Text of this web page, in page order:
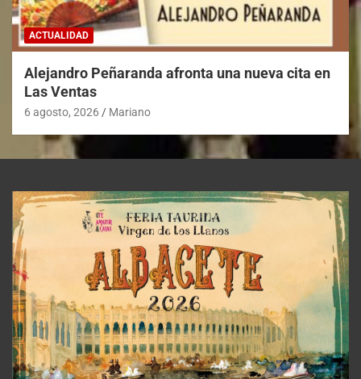
ACTUALIDAD
Alejandro Peñaranda afronta una nueva cita en
Las Ventas
6 agosto, 2026 Mariano